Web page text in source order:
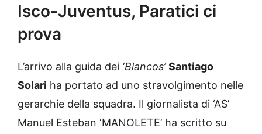
Isco-Juventus, Paratici ci
prova
L’arrivo alla guida dei ‘Blancos’ Santiago
Solari ha portato ad uno stravolgimento nelle
gerarchie della squadra. Il giornalista di ‘AS’
Manuel Esteban ‘MANOLETE’ ha scritto su